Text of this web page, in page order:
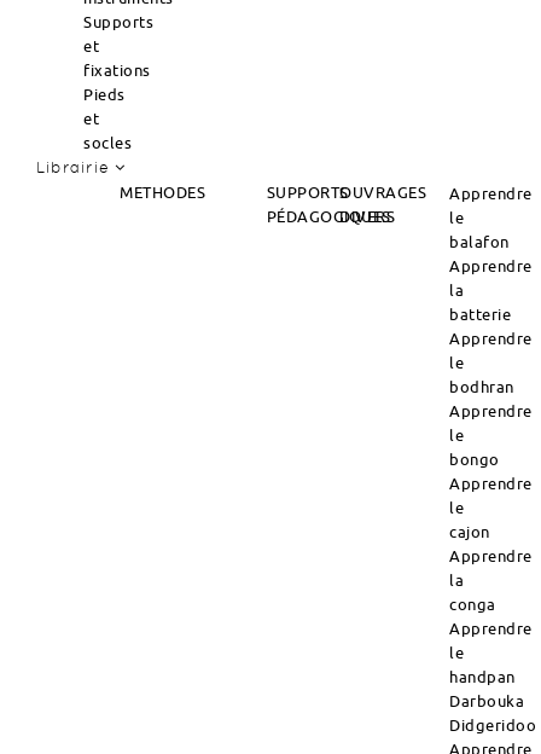
Supports
et
fixations
Pieds
et
socles
Librairie
METHODES
SUPPORTS
PÉDAGOGIQUES
OUVRAGES
DIVERS
Apprendre
le
balafon
Apprendre
la
batterie
Apprendre
le
bodhran
Apprendre
le
bongo
Apprendre
le
cajon
Apprendre
la
conga
Apprendre
le
handpan
Darbouka
Didgeridoo
Apprendre